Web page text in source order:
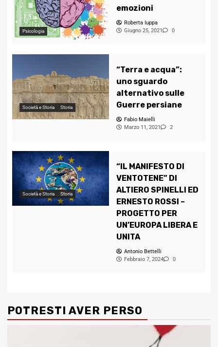
Psicologia
emozioni
Roberta Iuppa
Giugno 25, 2021
0
Società e Storia Storia
“Terra e acqua”:
uno sguardo
alternativo sulle
Guerre persiane
Fabio Maielli
Marzo 11, 2021
2
Società e Storia Storia
“IL MANIFESTO DI
VENTOTENE” DI
ALTIERO SPINELLI ED
ERNESTO ROSSI –
PROGETTO PER
UN’EUROPA LIBERA E
UNITA
Antonio Bettelli
Febbraio 7, 2024
0
POTRESTI AVER PERSO